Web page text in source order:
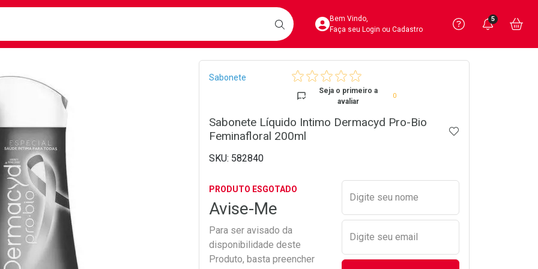
BUSCARAcesse sua Conta
Bem Vindo,
Faça seu Login ou Cadastro
Precisa
Ver Recursos
Você
5
Breadcrumb
Sabonete
Seja o primeiro a
avaliar
0
Sabonete Líquido Intimo Dermacyd Pro-Bio
Feminafloral 200ml
ADICIONAR AOS
582840
PRODUTO ESGOTADO
Avise-Me
Para ser avisado da
disponibilidade deste
Produto, basta preencher
Preencher nome e email
Digite seu nome
Digite seu email